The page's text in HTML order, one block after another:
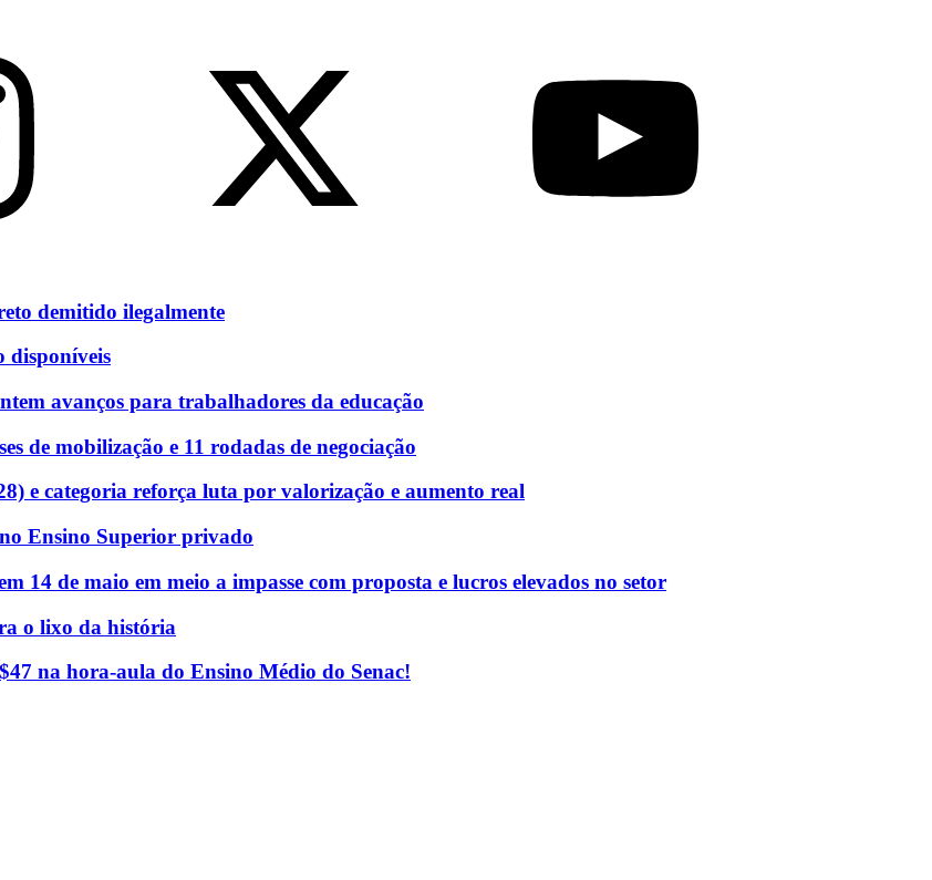
demitido ilegalmente
disponíveis
avanços para trabalhadores da educação
de mobilização e 11 rodadas de negociação
e categoria reforça luta por valorização e aumento real
Ensino Superior privado
14 de maio em meio a impasse com proposta e lucros elevados no setor
o lixo da história
na hora-aula do Ensino Médio do Senac!